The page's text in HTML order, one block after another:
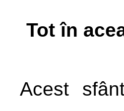
Tot în
Acest